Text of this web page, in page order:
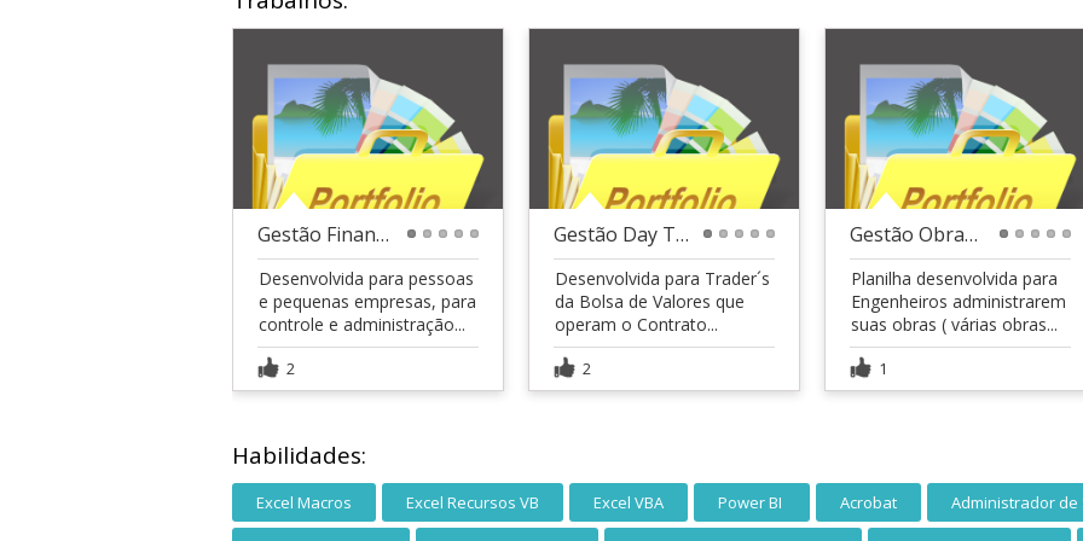
Gestão Financeira :: Planilha
Desenvolvida para pessoas
e pequenas empresas, para
controle e administração...
2
Gestão Day Trade :: Planilha
Desenvolvida para Trader´s
da Bolsa de Valores que
operam o Contrato...
2
Gestão Obras :: Planilha
Planilha desenvolvida para
Engenheiros administrarem
suas obras ( várias obras...
1
Habilidades:
Excel Macros Excel Recursos VB Excel VBA Power BI Acrobat Administrador de